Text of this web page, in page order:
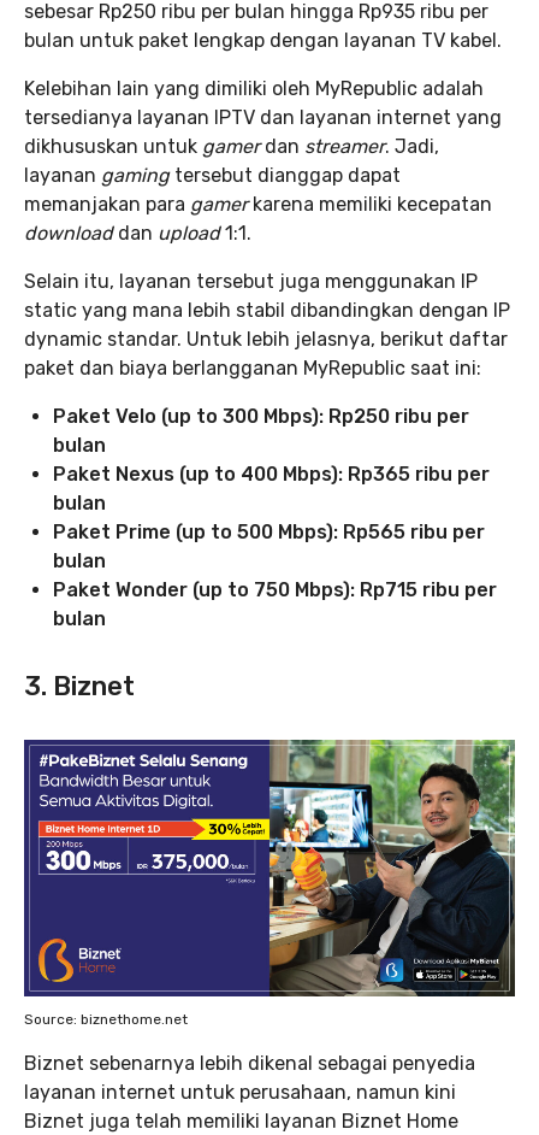
sebesar Rp250 ribu per bulan hingga Rp935 ribu per
bulan untuk paket lengkap dengan layanan TV kabel.
Kelebihan lain yang dimiliki oleh MyRepublic adalah
tersedianya layanan IPTV dan layanan internet yang
dikhususkan untuk gamerdan streamer. Jadi,
layanan gamingtersebut dianggap dapat
memanjakan para gamerkarena memiliki kecepatan
downloaddan upload1:1.
Selain itu, layanan tersebut juga menggunakan IP
static yang mana lebih stabil dibandingkan dengan IP
dynamic standar. Untuk lebih jelasnya, berikut daftar
paket dan biaya berlangganan MyRepublic saat ini:
Paket Velo (up to 300 Mbps): Rp250 ribu per
bulan
Paket Nexus (up to 400 Mbps): Rp365 ribu per
bulan
Paket Prime (up to 500 Mbps): Rp565 ribu per
bulan
Paket Wonder (up to 750 Mbps): Rp715 ribu per
bulan
3. Biznet
Source: biznethome.net
Biznet sebenarnya lebih dikenal sebagai penyedia
layanan internet untuk perusahaan, namun kini
Biznet juga telah memiliki layanan Biznet Home